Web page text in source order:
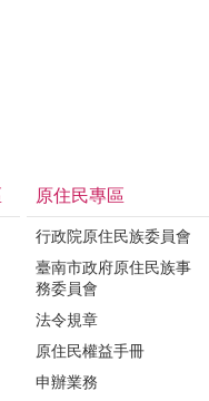
原住民專區
行政院原住民族委員會
臺南市政府原住民族事
務委員會
法令規章
原住民權益手冊
申辦業務